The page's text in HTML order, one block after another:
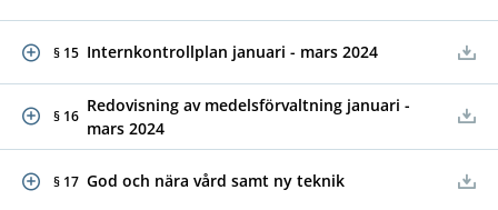
§ 15 Internkontrollplan januari - mars 2024
§ 16
Redovisning av medelsförvaltning januari -
mars 2024
§ 17 God och nära vård samt ny teknik